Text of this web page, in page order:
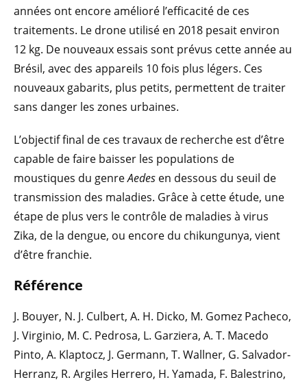
années ont encore amélioré l’efficacité de ces
traitements. Le drone utilisé en 2018 pesait environ
12 kg. De nouveaux essais sont prévus cette année au
Brésil, avec des appareils 10 fois plus légers. Ces
nouveaux gabarits, plus petits, permettent de traiter
sans danger les zones urbaines.
L’objectif final de ces travaux de recherche est d’être
capable de faire baisser les populations de
moustiques du genreAedes en dessous du seuil de
transmission des maladies. Grâce à cette étude, une
étape de plus vers le contrôle de maladies à virus
Zika, de la dengue, ou encore du chikungunya, vient
d’être franchie.
Référence
J. Bouyer, N. J. Culbert, A. H. Dicko, M. Gomez Pacheco,
J. Virginio, M. C. Pedrosa, L. Garziera, A. T. Macedo
Pinto, A. Klaptocz, J. Germann, T. Wallner, G. Salvador-
Herranz, R. Argiles Herrero, H. Yamada, F. Balestrino,